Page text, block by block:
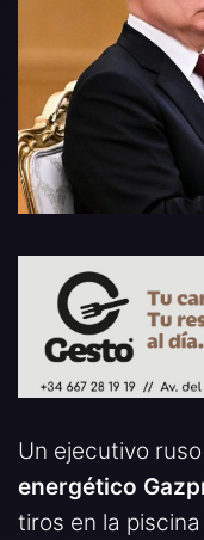
Un ejecutivo
energético
tiros en la